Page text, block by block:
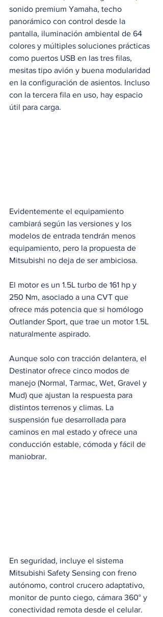
sonido premium Yamaha, techo
panorámico con control desde la
pantalla, iluminación ambiental de 64
colores y múltiples soluciones prácticas
como puertos USB en las tres filas,
mesitas tipo avión y buena modularidad
en la configuración de asientos. Incluso
con la tercera fila en uso, hay espacio
útil para carga.
Evidentemente el equipamiento
cambiará según las versiones y los
modelos de entrada tendrán menos
equipamiento, pero la propuesta de
Mitsubishi no deja de ser ambiciosa.
El motor es un 1.5L turbo de 161 hp y
250 Nm, asociado a una CVT que
ofrece más potencia que si homólogo
Outlander Sport, que trae un motor 1.5L
naturalmente aspirado.
Aunque solo con tracción delantera, el
Destinator ofrece cinco modos de
manejo (Normal, Tarmac, Wet, Gravel y
Mud) que ajustan la respuesta para
distintos terrenos y climas. La
suspensión fue desarrollada para
caminos en mal estado y ofrece una
conducción estable, cómoda y fácil de
maniobrar.
En seguridad, incluye el sistema
Mitsubishi Safety Sensing con freno
autónomo, control crucero adaptativo,
monitor de punto ciego, cámara 360° y
conectividad remota desde el celular.